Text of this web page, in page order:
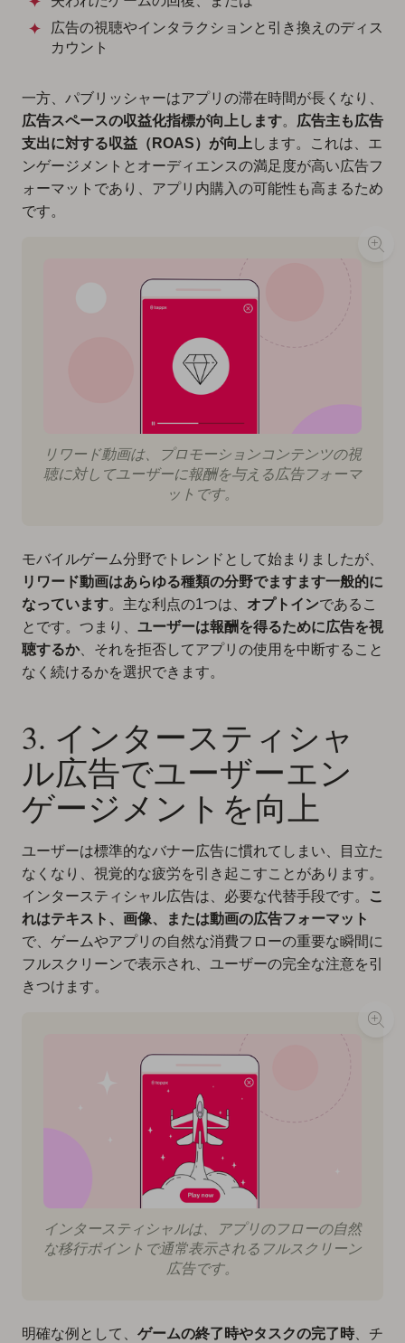
広告の視聴やインタラクションと引き換えのディス
カウント
一方、パブリッシャーはアプリの滞在時間が長くなり、
広告スペースの収益化指標が向上します。 広告主も広告
支出に対する収益（ROAS）が向上 します。これは、エ
ンゲージメントとオーディエンスの満足度が高い広告フ
ォーマットであり、アプリ内購入の可能性も高まるため
です。
リワード動画は、プロモーションコンテンツの視
聴に対してユーザーに報酬を与える広告フォーマ
ットです。
モバイルゲーム分野でトレンドとして始まりましたが、
リワード動画はあらゆる種類の分野でますます一般的に
なっています。主な利点の1つは、 オプトインであるこ
とです。つまり、 ユーザーは報酬を得るために広告を視
聴するか、それを拒否してアプリの使用を中断すること
なく続けるかを選択できます。
3. インタースティシャ
ル広告でユーザーエン
ゲージメントを向上
ユーザーは標準的なバナー広告に慣れてしまい、目立た
なくなり、視覚的な疲労を引き起こすことがあります。
インタースティシャル広告は、必要な代替手段です。
こ
れはテキスト、画像、または動画の広告フォーマット
で、ゲームやアプリの自然な消費フローの重要な瞬間に
フルスクリーンで表示され、ユーザーの完全な注意を引
きつけます。
インタースティシャルは、アプリのフローの自然
な移行ポイントで通常表示されるフルスクリーン
広告です。
明確な例として、 ゲームの終了時やタスクの完了時、チ